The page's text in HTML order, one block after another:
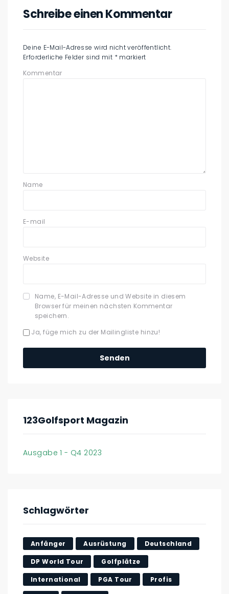
Schreibe einen Kommentar
Deine E-Mail-Adresse wird nicht veröffentlicht.
Erforderliche Felder sind mit * markiert
Kommentar
Name
E-mail
Website
Name, E-Mail-Adresse und Website in diesem
Browser für meinen nächsten Kommentar
speichern.
Ja, füge mich zu der Mailingliste hinzu!
123Golfsport Magazin
Ausgabe 1 - Q4 2023
Schlagwörter
Anfänger Ausrüstung Deutschland
DP World Tour Golfplätze
International PGA Tour Profis